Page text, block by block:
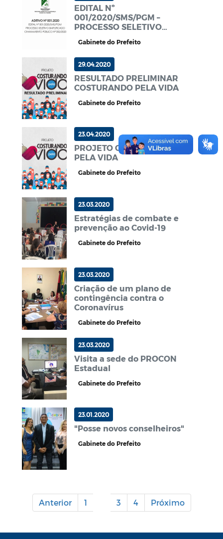
EDITAL Nº
001/2020/SMS/PGM –
PROCESSO SELETIVO
CHAMAMENTO PÚBLICO Nº
001.2020
Gabinete do Prefeito
29.04.2020
RESULTADO PRELIMINAR
COSTURANDO PELA VIDA
Gabinete do Prefeito
23.04.2020
PROJETO COSTURANDO
PELA VIDA
Gabinete do Prefeito
23.03.2020
Estratégias de combate e
prevenção ao Covid-19
Gabinete do Prefeito
23.03.2020
Criação de um plano de
contingência contra o
Coronavírus
Gabinete do Prefeito
23.03.2020
Visita a sede do PROCON
Estadual
Gabinete do Prefeito
23.01.2020
"Posse novos conselheiros"
Gabinete do Prefeito
Anterior 1 3 4 Próximo